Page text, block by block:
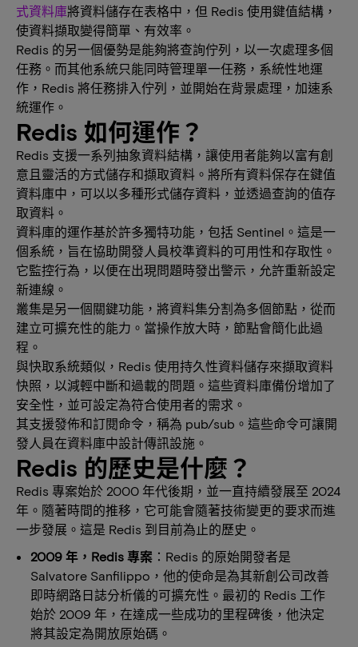
式資料庫將資料儲存在表格中，但 Redis 使用鍵值結構，
使資料擷取變得簡單、有效率。
Redis 的另一個優勢是能夠將查詢佇列，以一次處理多個
任務。而其他系統只能同時管理單一任務，系統性地運
作，Redis 將任務排入佇列，並開始在背景處理，加速系
統運作。
Redis 如何運作？
Redis 支援一系列抽象資料結構，讓使用者能夠以富有創
意且靈活的方式儲存和擷取資料。將所有資料保存在鍵值
資料庫中，可以以多種形式儲存資料，並透過查詢的值存
取資料。
資料庫的運作基於許多獨特功能，包括 Sentinel。這是一
個系統，旨在協助開發人員校準資料的可用性和存取性。
它監控行為，以便在出現問題時發出警示，允許重新設定
新連線。
叢集是另一個關鍵功能，將資料集分割為多個節點，從而
建立可擴充性的能力。當操作放大時，節點會簡化此過
程。
與快取系統類似，Redis 使用持久性資料儲存來擷取資料
快照，以減輕中斷和過載的問題。這些資料庫備份增加了
安全性，並可設定為符合使用者的需求。
其支援發佈和訂閱命令，稱為 pub/sub。這些命令可讓開
發人員在資料庫中設計傳訊設施。
Redis 的歷史是什麼？
Redis 專案始於 2000 年代後期，並一直持續發展至 2024
年。隨著時間的推移，它可能會隨著技術變更的要求而進
一步發展。這是 Redis 到目前為止的歷史。
2009 年，Redis 專案 ：Redis 的原始開發者是
Salvatore Sanfilippo，他的使命是為其新創公司改善
即時網路日誌分析儀的可擴充性。最初的 Redis 工作
始於 2009 年，在達成一些成功的里程碑後，他決定
將其設定為開放原始碼。